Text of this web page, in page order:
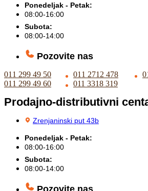
Ponedeljak - Petak:
08:00-16:00
Subota:
08:00-14:00
Pozovite nas
011 299 49 50 011 2712 478
011 299 49 60
011 3318 319
Prodajno-distributivni
Zrenjaninski put 43b
Ponedeljak - Petak:
08:00-16:00
Subota:
08:00-14:00
Pozovite nas